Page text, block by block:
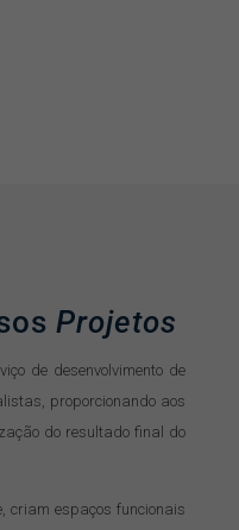
Projetos
de desenvolvimento de
proporcionando aos
do resultado final do
criam espaços funcionais